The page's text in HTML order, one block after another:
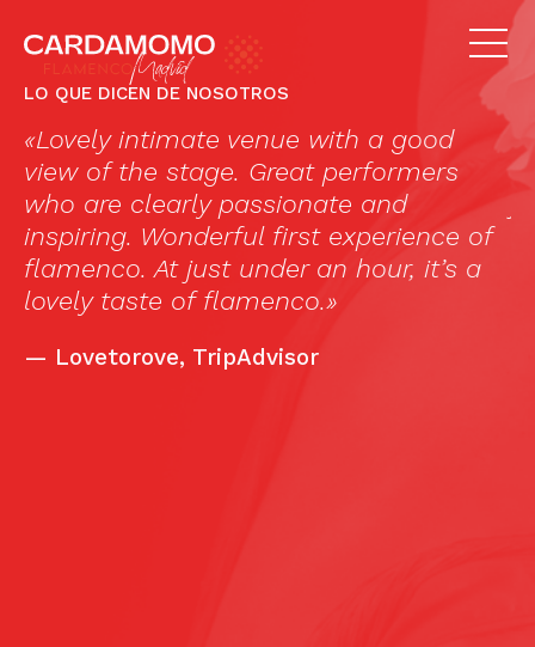
LO QUE DICEN DE NOSOTROS
«Lovely intimate venue with a good
view of the stage. Great performers
who are clearly passionate and
inspiring. Wonderful first experience of
flamenco. At just under an hour, it’s a
lovely taste of flamenco.»
— Lovetorove, TripAdvisor